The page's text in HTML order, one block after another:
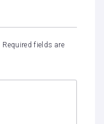
Required fields are